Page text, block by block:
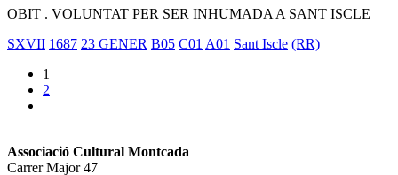
OBIT . VOLUNTAT PER SER INHUMADA A SANT ISCLE
SXVII 1687 23 GENER B05 C01 A01 Sant Iscle (RR)
1
2
Associació Cultural Montcada
Carrer Major 47